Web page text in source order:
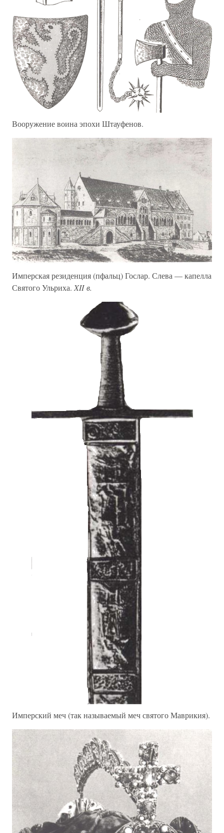
Вооружение воина эпохи Штауфенов.
Имперская резиденция (пфальц) Гослар. Слева — капелла
Святого Ульриха. XII в.
Имперский меч (так называемый меч святого Маврикия).